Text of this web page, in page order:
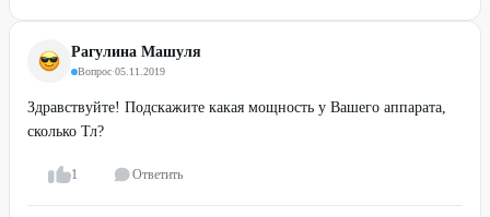
Рагулина Машуля
Вопрос·05.11.2019
Здравствуйте! Подскажите какая мощность у Вашего аппарата,
сколько Тл?
1 Ответить